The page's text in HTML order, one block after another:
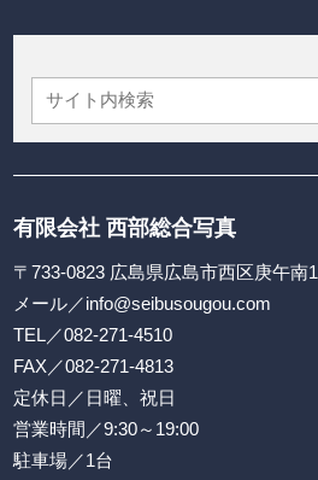
有限会社 西部総合写真
〒733-0823 広島県広島市西区庚午南
メール／info@seibusougou.com
TEL／082-271-4510
FAX／082-271-4813
定休日／日曜、祝日
営業時間／9:30～19:00
駐車場／1台